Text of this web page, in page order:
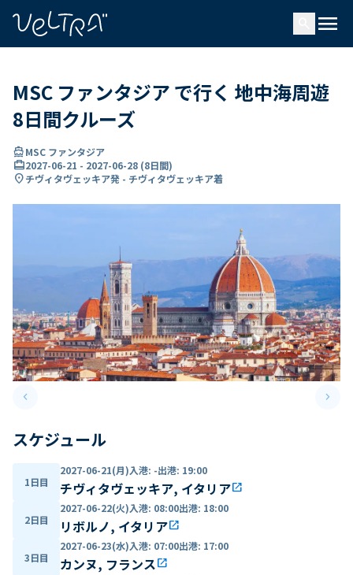
menu
MSC ファンタジア で行く 地中海周遊
8日間クルーズ
directions_boatMSC ファンタジア
card_travel2027-06-21 - 2027-06-28 (8日間)
location_onチヴィタヴェッキア発 - チヴィタヴェッキア着
keyboard_arrow_leftPrevious slide keyboard_arrow_right
スケジュール
1日目
2027-06-21(月)入港: -出港: 19:00
チヴィタヴェッキア, イタリアopen_in_new
2日目
2027-06-22(火)入港: 08:00出港: 18:00
リボルノ, イタリアopen_in_new
3日目
2027-06-23(水)入港: 07:00出港: 17:00
カンヌ, フランスopen_in_new